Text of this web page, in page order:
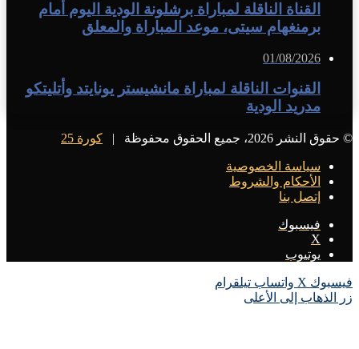
القناة الناقلة لمباراة برشلونة الودية اليوم أمام
برمنغهام سيتى، موعد المباراة والمعلق
01/08/2026
القنوات الناقلة لمباراة مانشيستر يونايتد وأتليتكو
مدريد الودية
© حقوق النشر 2026، جميع الحقوق محفوظة | كورة 25
سياسة الخصوصية
الأحكام والشروط
إتصل بنا
فيسبوك
X
يوتيوب
فيسبوك X واتساب تيلقرام
زر الذهاب إلى الأعلى